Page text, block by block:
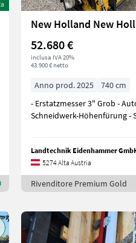
52.680 €
inclusa IVA 20%
43.900 € netto
Anno prod. 2025
740 cm
- Erstatzmesser 3" Grob -
Schneidwerk-Höhenfürung -
Landtechnik Eidenhammer
5274 Alta Austria
Rivenditore Premium Gold